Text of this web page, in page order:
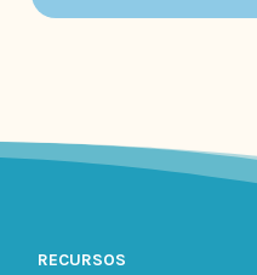
RECURSOS